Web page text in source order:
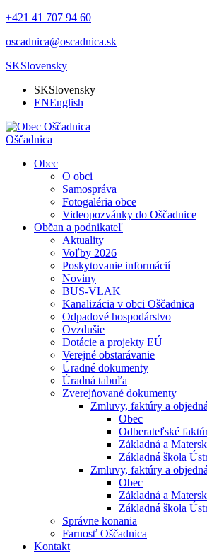
+421 41 707 94 60
oscadnica@oscadnica.sk
SKSlovensky
SKSlovensky
ENEnglish
Oščadnica
Obec
O obci
Samospráva
Fotogaléria obce
Videopozvánky do Oščadnice
Občan a podnikateľ
Aktuality
Voľby 2026
Poskytovanie informácií
Noviny
BUS-VLAK
Kanalizácia v obci Oščadnica
Odpadové hospodárstvo
Ovzdušie
Dotácie a projekty EÚ
Verejné obstarávanie
Úradné dokumenty
Úradná tabuľa
Zverejňované dokumenty
Zmluvy, faktúry a
Obec
Odberateľské
Základná a
Základná škola
Zmluvy, faktúry a
Obec
Základná a
Základná škola
Správne konania
Farnosť Oščadnica
Kontakt